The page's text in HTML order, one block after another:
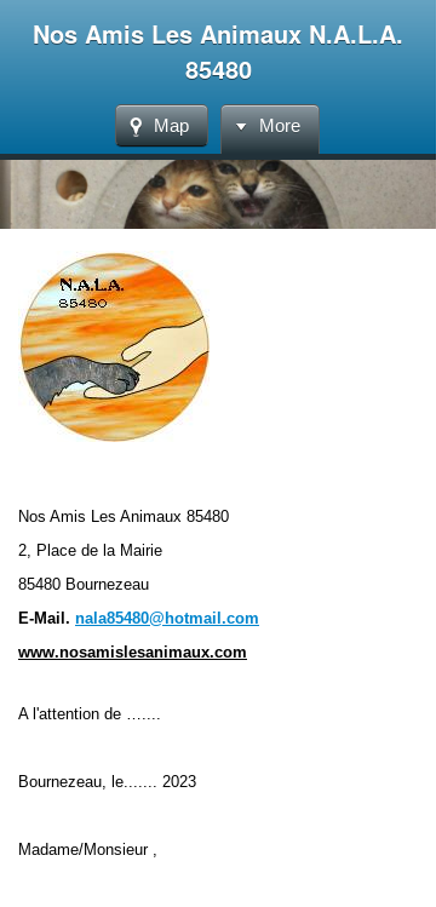
Nos Amis Les Animaux N.A.L.A.
85480
Map More
Nos Amis Les Animaux 85480
2, Place de la Mairie
85480 Bournezeau
E-Mail. nala85480@hotmail.com
www.nosamislesanimaux.com
A l'attention de …....
Bournezeau, le....... 2023
Madame/Monsieur ,